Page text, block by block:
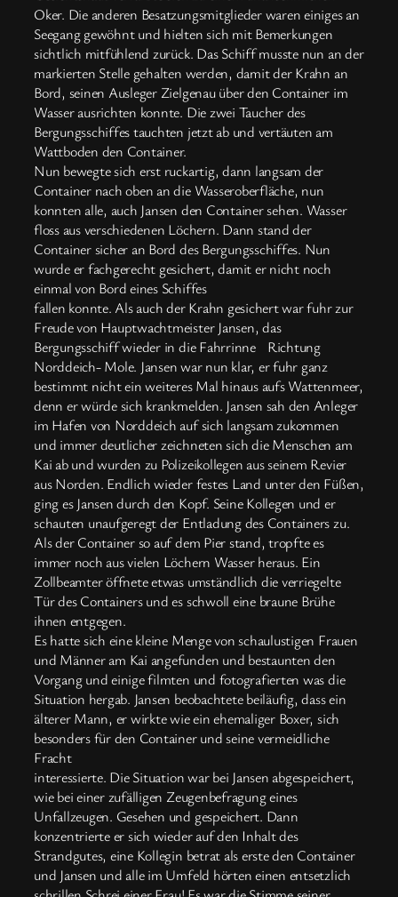
Oker. Die anderen Besatzungsmitglieder waren einiges an
Seegang gewöhnt und hielten sich mit Bemerkungen
sichtlich mitfühlend zurück. Das Schiff musste nun an der
markierten Stelle gehalten werden, damit der Krahn an
Bord, seinen Ausleger Zielgenau über den Container im
Wasser ausrichten konnte. Die zwei Taucher des
Bergungsschiffes tauchten jetzt ab und vertäuten am
Wattboden den Container.
Nun bewegte sich erst ruckartig, dann langsam der
Container nach oben an die Wasseroberfläche, nun
konnten alle, auch Jansen den Container sehen. Wasser
floss aus verschiedenen Löchern. Dann stand der
Container sicher an Bord des Bergungsschiffes. Nun
wurde er fachgerecht gesichert, damit er nicht noch
einmal von Bord eines Schiffes
fallen konnte. Als auch der Krahn gesichert war fuhr zur
Freude von Hauptwachtmeister Jansen, das
Bergungsschiff wieder in die Fahrrinne Richtung
Norddeich- Mole. Jansen war nun klar, er fuhr ganz
bestimmt nicht ein weiteres Mal hinaus aufs Wattenmeer,
denn er würde sich krankmelden. Jansen sah den Anleger
im Hafen von Norddeich auf sich langsam zukommen
und immer deutlicher zeichneten sich die Menschen am
Kai ab und wurden zu Polizeikollegen aus seinem Revier
aus Norden. Endlich wieder festes Land unter den Füßen,
ging es Jansen durch den Kopf. Seine Kollegen und er
schauten unaufgeregt der Entladung des Containers zu.
Als der Container so auf dem Pier stand, tropfte es
immer noch aus vielen Löchern Wasser heraus. Ein
Zollbeamter öffnete etwas umständlich die verriegelte
Tür des Containers und es schwoll eine braune Brühe
ihnen entgegen.
Es hatte sich eine kleine Menge von schaulustigen Frauen
und Männer am Kai angefunden und bestaunten den
Vorgang und einige filmten und fotografierten was die
Situation hergab. Jansen beobachtete beiläufig, dass ein
älterer Mann, er wirkte wie ein ehemaliger Boxer, sich
besonders für den Container und seine vermeidliche
Fracht
interessierte. Die Situation war bei Jansen abgespeichert,
wie bei einer zufälligen Zeugenbefragung eines
Unfallzeugen. Gesehen und gespeichert. Dann
konzentrierte er sich wieder auf den Inhalt des
Strandgutes, eine Kollegin betrat als erste den Container
und Jansen und alle im Umfeld hörten einen entsetzlich